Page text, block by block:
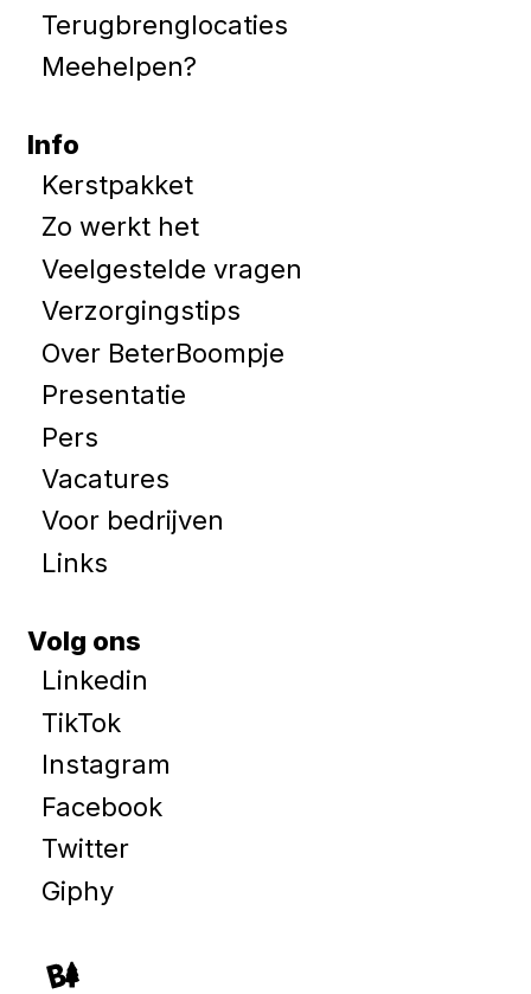
Terugbrenglocaties
Meehelpen?
Info
Kerstpakket
Zo werkt het
Veelgestelde vragen
Verzorgingstips
Over BeterBoompje
Presentatie
Pers
Vacatures
Voor bedrijven
Links
Volg ons
Linkedin
TikTok
Instagram
Facebook
Twitter
Giphy